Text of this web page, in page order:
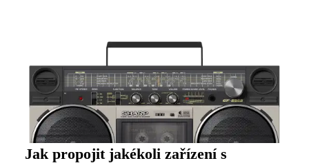
Jak propojit jakékoli zařízení s